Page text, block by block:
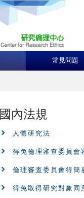
常見問題
國內法規
人體研究法
得免倫理審查委員會
倫理審查委員會得簡
得免取得研究對象同